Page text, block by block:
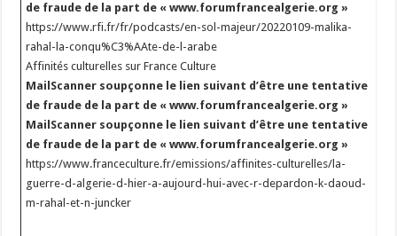
de fraude de la part de « www.forumfrancealgerie.org »
https://www.rfi.fr/fr/podcasts/en-sol-majeur/20220109-malika-
rahal-la-conqu%C3%AAte-de-l-arabe
Affinités culturelles sur France Culture
MailScanner soupçonne le lien suivant d’être une tentative
de fraude de la part de « www.forumfrancealgerie.org »
MailScanner soupçonne le lien suivant d’être une tentative
de fraude de la part de « www.forumfrancealgerie.org »
https://www.franceculture.fr/emissions/affinites-culturelles/la-
guerre-d-algerie-d-hier-a-aujourd-hui-avec-r-depardon-k-daoud-
m-rahal-et-n-juncker